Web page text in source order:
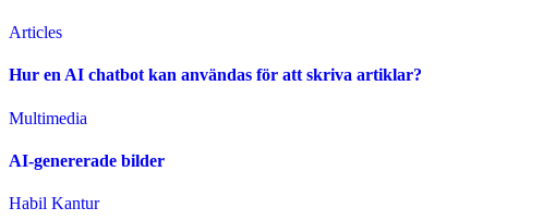
Articles
Hur en AI chatbot kan användas för att skriva artiklar?
Multimedia
AI-genererade bilder
Habil Kantur